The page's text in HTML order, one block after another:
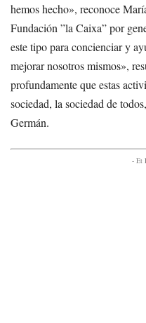
hemos hecho», reconoce
Fundación ”la Caixa” por
este tipo para concienciar y
mejorar nosotros mismos»,
profundamente que estas
sociedad, la sociedad de
Germán.
- Et